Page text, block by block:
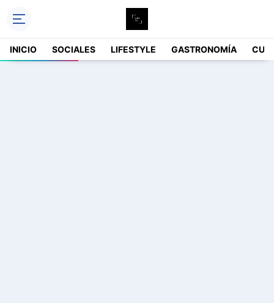
INICIO SOCIALES LIFESTYLE GASTRONOMÍA